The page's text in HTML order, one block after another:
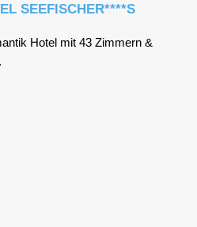
SEEFISCHER****S
Hotel mit 43 Zim­mern &